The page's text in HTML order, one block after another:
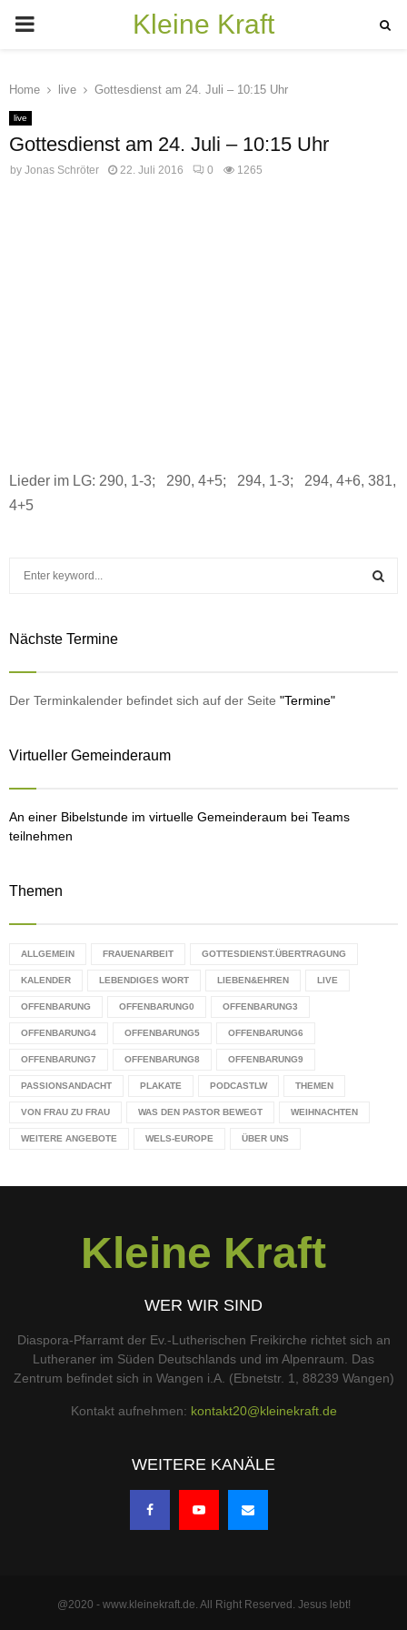
PRIMARY
Kleine Kraft
Home live Gottesdienst am 24. Juli – 10:15 Uhr
live
Gottesdienst am 24. Juli – 10:15 Uhr
by Jonas Schröter 22. Juli 2016 0 1265
Lieder im LG: 290, 1-3; 290, 4+5; 294, 1-3; 294, 4+6, 381,
4+5
c
o
Nächste Termine
Der Terminkalender befindet sich auf der Seite "Termine"
Virtueller Gemeinderaum
An einer Bibelstunde im virtuelle Gemeinderaum bei Teams
teilnehmen
Themen
ALLGEMEIN FRAUENARBEIT GOTTESDIENST.ÜBERTRAGUNG
KALENDER LEBENDIGES WORT LIEBEN&EHREN LIVE
OFFENBARUNG OFFENBARUNG0 OFFENBARUNG3
OFFENBARUNG4 OFFENBARUNG5 OFFENBARUNG6
OFFENBARUNG7 OFFENBARUNG8 OFFENBARUNG9
PASSIONSANDACHT PLAKATE PODCASTLW THEMEN
VON FRAU ZU FRAU WAS DEN PASTOR BEWEGT WEIHNACHTEN
WEITERE ANGEBOTE WELS-EUROPE ÜBER UNS
Kleine Kraft
WER WIR SIND
Diaspora-Pfarramt der Ev.-Lutherischen Freikirche richtet sich an
Lutheraner im Süden Deutschlands und im Alpenraum. Das
Zentrum befindet sich in Wangen i.A. (Ebnetstr. 1, 88239 Wangen)
Kontakt aufnehmen: kontakt20@kleinekraft.de
WEITERE KANÄLE
@2020 - www.kleinekraft.de. All Right Reserved. Jesus lebt!